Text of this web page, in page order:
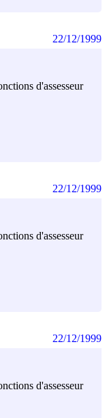
d'assesseur
22/12/1999
d'assesseur
22/12/1999
d'assesseur
22/12/1999